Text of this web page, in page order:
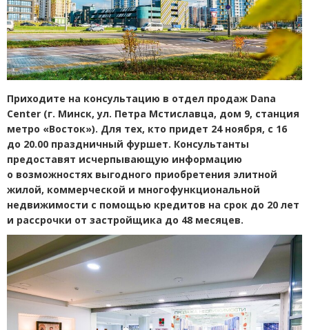
Приходите на консультацию в отдел продаж Dana
Center (г. Минск, ул. Петра Мстиславца, дом 9, станция
метро «Восток»). Для тех, кто придет 24 ноября, с 16
до 20.00 праздничный фуршет. Консультанты
предоставят исчерпывающую информацию
о возможностях выгодного приобретения элитной
жилой, коммерческой и многофункциональной
недвижимости с помощью кредитов на срок до 20 лет
и рассрочки от застройщика до 48 месяцев.